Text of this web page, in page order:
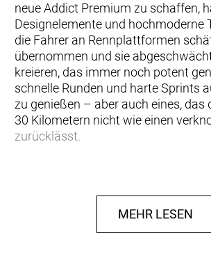
neue Addict Premium zu schaffen,
Designelemente und hochmoderne
die Fahrer an Rennplattformen
übernommen und sie
kreieren, das immer noch potent
schnelle Runden und harte Sprints
zu genießen – aber auch eines, das
30 Kilometern nicht wie einen
zurücklässt.
sodass du die Kilometer in deinem
zurücklegen kannst – ob zügig oder
entspannten Sonntagstour – ohne
MEHR LESEN